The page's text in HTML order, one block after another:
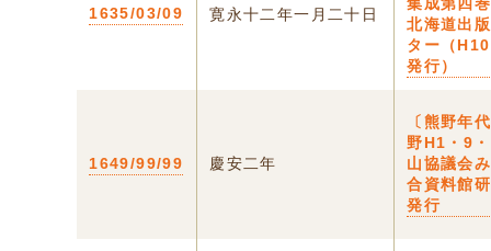
1635/03/09 寛永十二年一月二十日
集成第四
北海道出
ター（
発行）
1649/99/99 慶安二年
〔熊野年
野H1・9
山協議会
合資料館
発行